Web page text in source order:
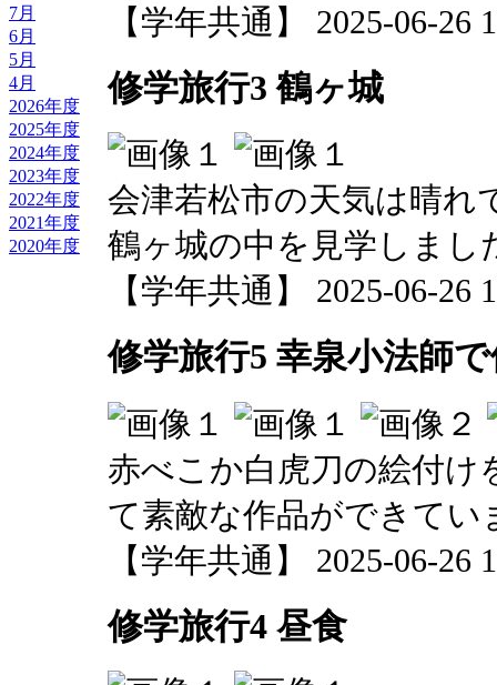
7月
6月
5月
4月
2026年度
2025年度
2024年度
2023年度
2022年度
2021年度
2020年度
【学年共通】 2025-06-26
修学旅行3 鶴ヶ城
会津若松市の天気は晴れ
鶴ヶ城の中を見学しまし
【学年共通】 2025-06-26
修学旅行5 幸泉小法師
赤べこか白虎刀の絵付け
て素敵な作品ができてい
【学年共通】 2025-06-26
修学旅行4 昼食